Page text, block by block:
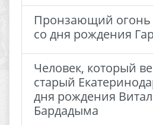
Пронзающий огонь
со дня рождения
Человек, который
старый
дня рождения
Бардадыма